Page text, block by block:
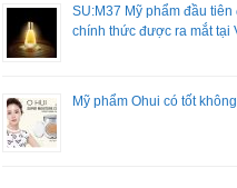
SU:M37 Mỹ phẩm đầu
chính thức được ra mắt tại
Mỹ phẩm Ohui có tốt